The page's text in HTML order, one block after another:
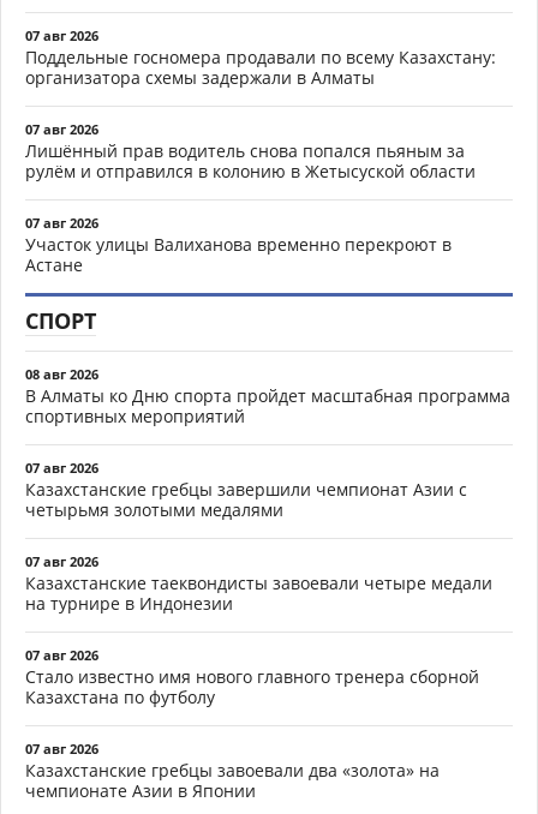
07 авг 2026
Поддельные госномера продавали по всему Казахстану:
организатора схемы задержали в Алматы
07 авг 2026
Лишённый прав водитель снова попался пьяным за
рулём и отправился в колонию в Жетысуской области
07 авг 2026
Участок улицы Валиханова временно перекроют в
Астане
СПОРТ
08 авг 2026
В Алматы ко Дню спорта пройдет масштабная программа
спортивных мероприятий
07 авг 2026
Казахстанские гребцы завершили чемпионат Азии с
четырьмя золотыми медалями
07 авг 2026
Казахстанские таеквондисты завоевали четыре медали
на турнире в Индонезии
07 авг 2026
Стало известно имя нового главного тренера сборной
Казахстана по футболу
07 авг 2026
Казахстанские гребцы завоевали два «золота» на
чемпионате Азии в Японии